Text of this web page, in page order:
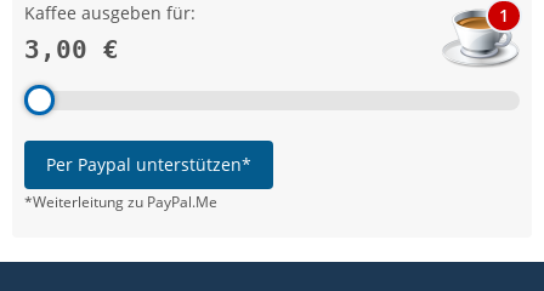
Kaffee ausgeben für:
3,00 €
1
Per Paypal unterstützen*
*Weiterleitung zu PayPal.Me